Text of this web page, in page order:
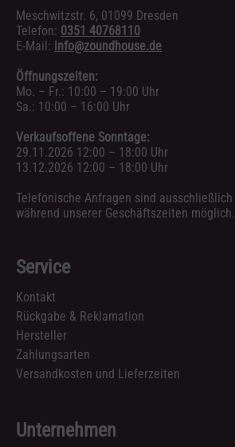
Meschwitzstr. 6, 01099 Dresden
Telefon: 0351 40768110
E-Mail: info@zoundhouse.de
Öffnungszeiten:
Mo. – Fr.: 10:00 – 19:00 Uhr
Sa.: 10:00 – 16:00 Uhr
Verkaufsoffene Sonntage:
29.11.2026 12:00 – 18:00 Uhr
13.12.2026 12:00 – 18:00 Uhr
Telefonische Anfragen sind ausschließlich
während unserer Geschäftszeiten möglich.
Service
Kontakt
Rückgabe & Reklamation
Hersteller
Zahlungsarten
Versandkosten und Lieferzeiten
Unternehmen